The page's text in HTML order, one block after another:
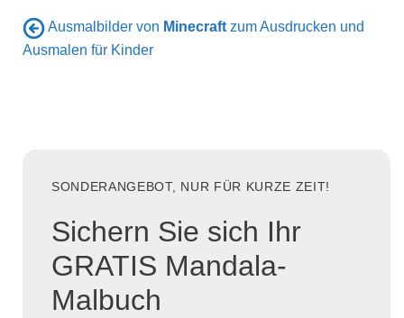
Ausmalbilder von Minecraft zum Ausdrucken und
Ausmalen für Kinder
SONDERANGEBOT, NUR FÜR KURZE ZEIT!
Sichern Sie sich Ihr
GRATIS Mandala-
Malbuch